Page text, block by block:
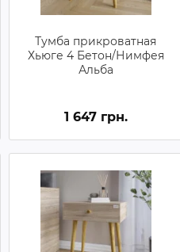
Тумба прикроватная
Хьюге 4 Бетон/Нимфея
Альба
1 647 грн.